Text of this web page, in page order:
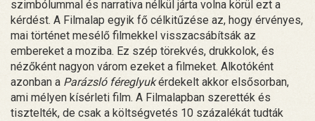
szimbólummal és narrativa nélkül járta volna körül ezt a
kérdést. A Filmalap egyik fő célkitűzése az, hogy érvényes,
mai történet mesélő filmekkel visszacsábítsák az
embereket a moziba. Ez szép törekvés, drukkolok, és
nézőként nagyon várom ezeket a filmeket. Alkotóként
azonban a Parázsló féreglyukérdekelt akkor elsősorban,
ami mélyen kísérleti film. A Filmalapban szerették és
tisztelték, de csak a költségvetés 10 százalékát tudták